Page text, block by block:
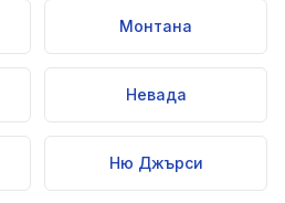
Монтана
Невада
Ню Джърси